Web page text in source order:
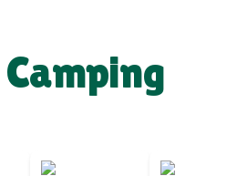
Camping